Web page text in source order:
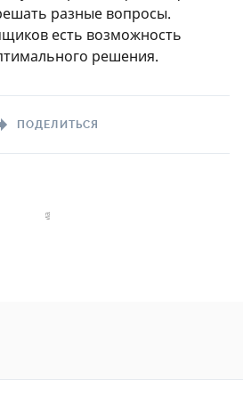
разные вопросы.
есть возможность
решения.
ПОДЕЛИТЬСЯ